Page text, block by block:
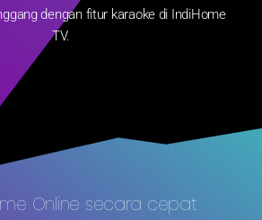
dengan fitur karaoke di IndiHome
TV.
Online secara cepat